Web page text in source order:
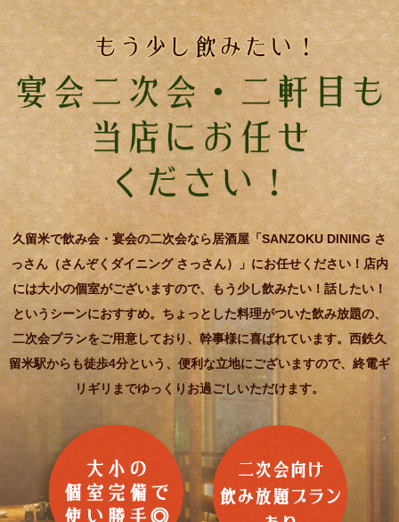
久留米で飲み会・宴会の二次会なら居酒屋「SANZOKU DINING さ
っさん（さんぞくダイニング さっさん）」にお任せください！店内
には大小の個室がございますので、もう少し飲みたい！話したい！
というシーンにおすすめ。ちょっとした料理がついた飲み放題の、
二次会プランをご用意しており、幹事様に喜ばれています。西鉄久
留米駅からも徒歩4分という、便利な立地にございますので、終電ギ
リギリまでゆっくりお過ごしいただけます。